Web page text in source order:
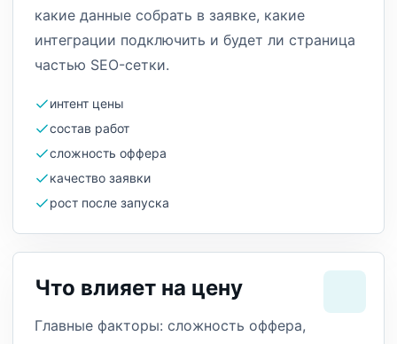
какие данные собрать в заявке, какие
интеграции подключить и будет ли страница
частью SEO-сетки.
интент цены
состав работ
сложность оффера
качество заявки
рост после запуска
Что влияет на цену
Главные факторы: сложность оффера,